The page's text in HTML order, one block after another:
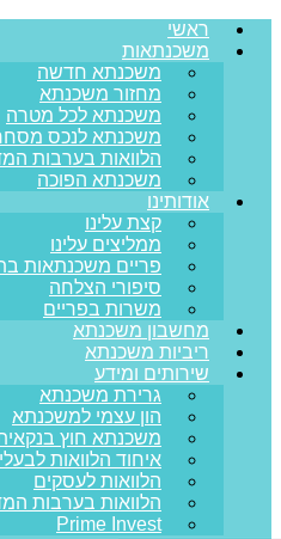
ראשי
משכנתאות
משכנתא חדשה
מחזור משכנתא
משכנתא לכל מטרה
משכנתא לנכס
הלוואות בערבות
משכנתא הפוכה
אודותינו
קצת עלינו
ממליצים עלינו
פריים משכנתאות
סיפורי הצלחה
משרות בפריים
מחשבון משכנתא
ריביות משכנתא
שירותים ומידע
גרירת משכנתא
הון עצמי למשכנתא
משכנתא חוץ
איחוד הלוואות
הלוואות לעסקים
הלוואות בערבות
Prime Invest